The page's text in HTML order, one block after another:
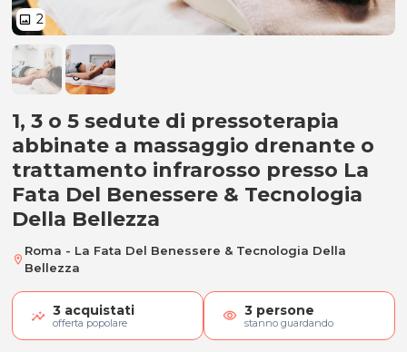
image 2
1, 3 o 5 sedute di pressoterapia
1, 3 o 5 sedute di pressoterapia
abbinate a massaggio drenante o
trattamento infrarosso presso La
Fata Del Benessere & Tecnologia
Della Bellezza
location_on
Roma - La Fata Del Benessere & Tecnologia Della
Bellezza
3 acquistati
offerta popolare visibility 3 persone
stanno guardando